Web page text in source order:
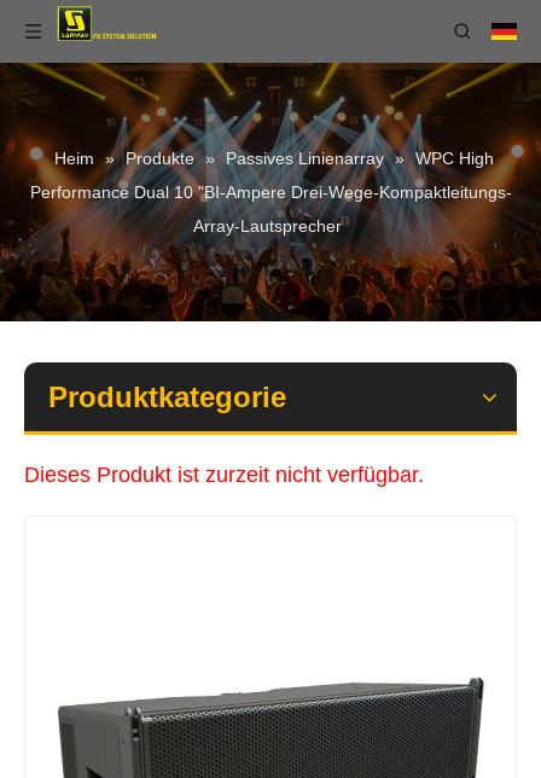
Heim » Produkte » Passives Linienarray » WPC High
Performance Dual 10 "BI-Ampere Drei-Wege-Kompaktleitungs-
Array-Lautsprecher
Produktkategorie
Dieses Produkt ist zurzeit nicht verfügbar.